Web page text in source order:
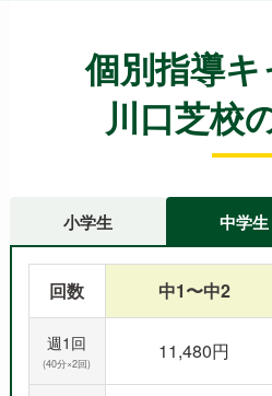
個別指導キ
川口芝校
小学生 中学生
回数 中1〜中2
週1回
(40分×2回)
11,480円